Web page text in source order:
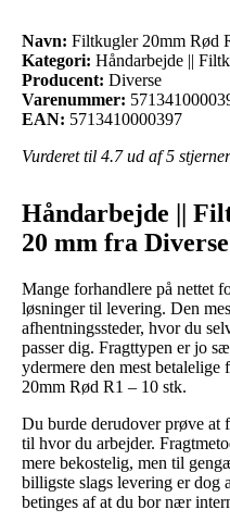
Navn: Filtkugler 20mm Rød
Kategori: Håndarbejde ||
Producent: Diverse
Varenummer:
EAN: 5713410000397
Vurderet til 4.7ud af 5
Håndarbejde ||
20 mm fra Diverse
Mange forhandlere på nettet
løsninger til levering. Den
afhentningssteder, hvor du
passer dig. Fragttypen er jo
ydermere den mest
20mm Rød R1 – 10 stk.
Du burde derudover prøve at
til hvor du arbejder.
mere bekostelig, men til
billigste slags levering er dog
betinges af at du bor nær